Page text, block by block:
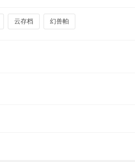
云存档 幻兽帕